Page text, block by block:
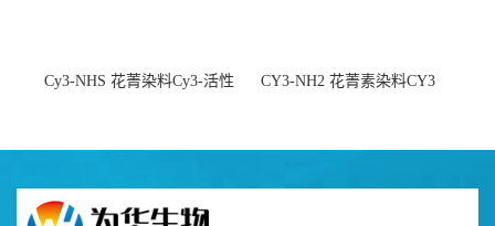
Cy3-NHS 花菁染料Cy3-活性
CY3-NH2 花菁素染料CY3